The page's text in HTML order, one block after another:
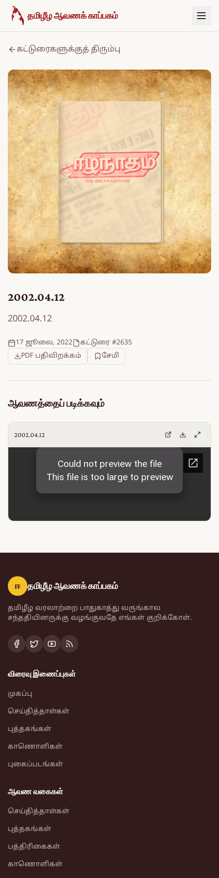
உள்ளடக்கத்திற்குச் செல்க
தமிழீழ ஆவணக் காப்பகம்
கட்டுரைகளுக்குத் திரும்பு
2002.04.12
2002.04.12
17 ஜூலை, 2022
கட்டுரை #2635
PDF பதிவிறக்கம்
சேமி
ஆவணத்தைப் படிக்கவும்
2002.04.12
ஈ தமிழீழ ஆவணக் காப்பகம்
தமிழீழ வரலாற்றை பாதுகாத்து வருங்கால
சந்ததியினருக்கு வழங்குவதே எங்கள் குறிக்கோள்.
விரைவு இணைப்புகள்
முகப்பு
செய்தித்தாள்கள்
புத்தகங்கள்
காணொளிகள்
புகைப்படங்கள்
ஆவண வகைகள்
செய்தித்தாள்கள்
புத்தகங்கள்
பத்திரிகைகள்
காணொளிகள்